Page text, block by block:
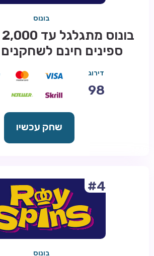
בונוס
ספינים חינם
דירוג
98
שחק עכשיו
#4
בונוס